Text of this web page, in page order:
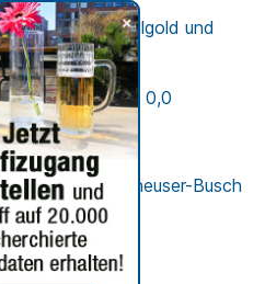
+
Pils 0,0% Hellgold und
Radler naturtrüb 0,0
Look!
als Anheuser-Busch
Störtebeker